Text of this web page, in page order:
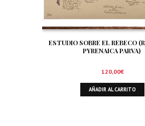
ESTUDIO SOBRE EL REBECO
PYRENAICA PARVA)
120,00€
AÑADIR AL CARRITO